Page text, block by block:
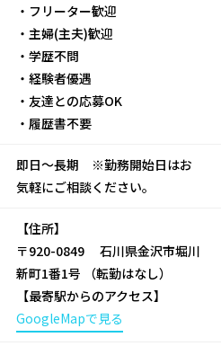
・フリーター歓迎
・主婦(主夫)歓迎
・学歴不問
・経験者優遇
・友達との応募OK
・履歴書不要
即日～長期 ※勤務開始日はお
気軽にご相談ください。
【住所】
〒920-0849 石川県金沢市堀川
新町1番1号 （転勤はなし）
【最寄駅からのアクセス】
GoogleMapで見る